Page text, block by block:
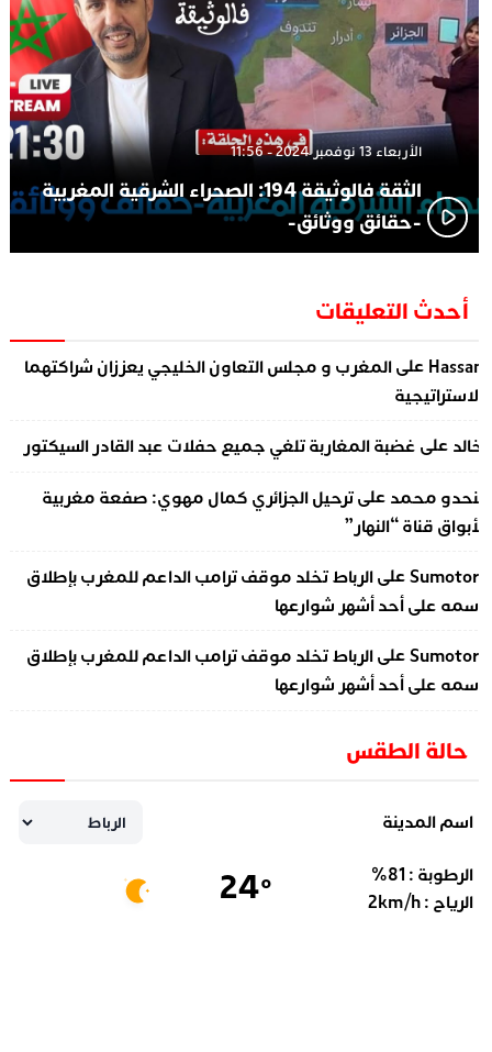
الأربعاء 13 نوفمبر 2024 - 11:56
الثقة فالوثيقة 194: الصحراء الشرقية المغربية
-حقائق ووثائق-
أحدث التعليقات
علىالمغرب و مجلس التعاون الخليجي يعززان شراكتهما
علىغضبة المغاربة تلغي جميع حفلات عبد القادر السيكتور
محمدعلىترحيل الجزائري كمال مهوي: صفعة مغربية
قناة “النهار”
علىالرباط تخلد موقف ترامب الداعم للمغرب بإطلاق
على أحد أشهر شوارعها
علىالرباط تخلد موقف ترامب الداعم للمغرب بإطلاق
على أحد أشهر شوارعها
حالة الطقس
اسم المدينة
الرطوبة : 81
%
الرياح :
2km/h
24